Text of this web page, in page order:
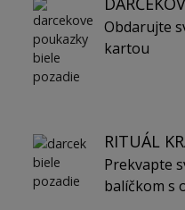
Obdarujte
kartou
RITUÁL
Prekvapte
balíčkom s